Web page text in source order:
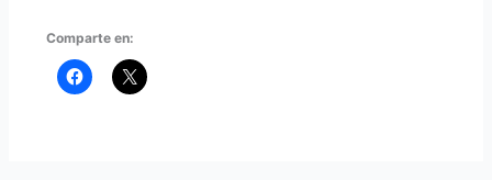
Comparte en: